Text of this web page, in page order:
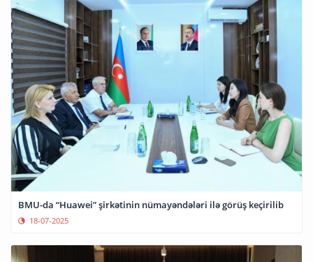
BMU-da “Huawei” şirkətinin nümayəndələri ilə görüş keçirilib
18-07-2025